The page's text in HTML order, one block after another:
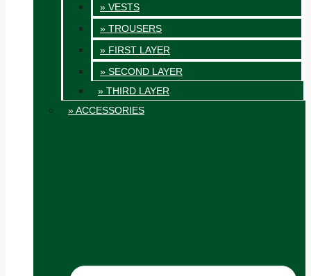
» VESTS
» TROUSERS
» FIRST LAYER
» SECOND LAYER
» THIRD LAYER
» ACCESSORIES